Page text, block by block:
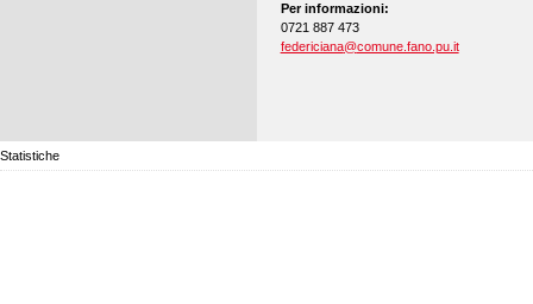
Per informazioni:
0721 887 473
federiciana@comune.fano.pu.it
Statistiche